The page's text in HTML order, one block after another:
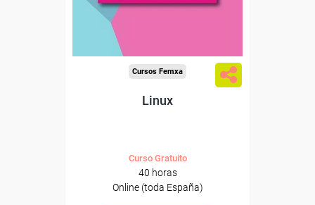
Cursos Femxa
Linux
Curso Gratuito
40 horas
Online (toda España)